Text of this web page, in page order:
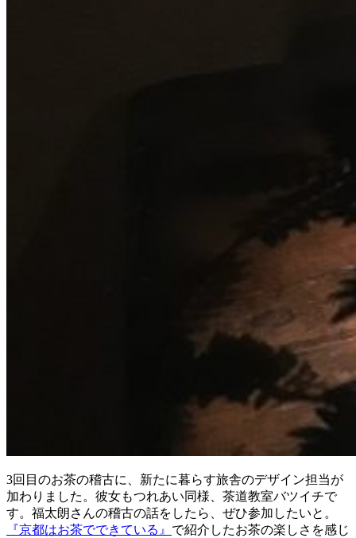
3回目のお茶の稽古に、新たに暮らす旅舎のデザイン担当が
加わりました。彼女もつれあい同様、茶道教室バツイチで
す。福太朗さんの稽古の話をしたら、ぜひ参加したいと。
『京都はお茶でできている』 で紹介したお茶の楽しさを感じ